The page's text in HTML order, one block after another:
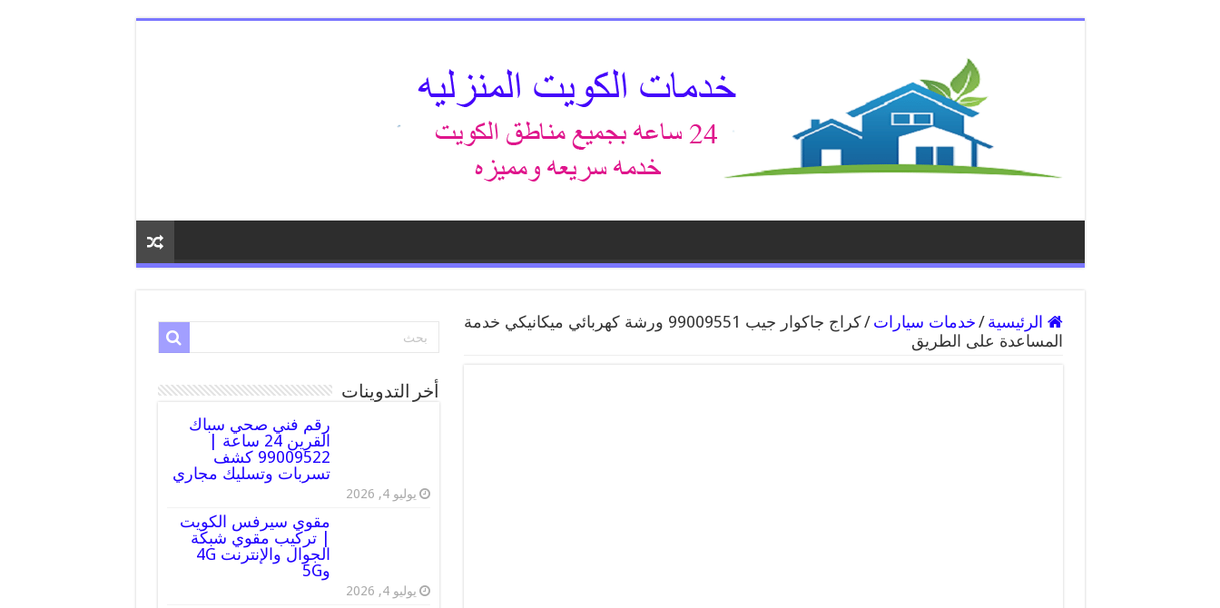
الرئيسية /خدمات سيارات /
كراج جاكوار جيب 99009551 ورشة كهربائي ميكانيكي خدمة
المساعدة على الطريق
أخر التدوينات
رقم فني صحي سباك
القرين 24 ساعة |
99009522 كشف
تسربات وتسليك مجاري
يوليو 4, 2026
مقوي سيرفس الكويت
| تركيب مقوي شبكة
الجوال والإنترنت 4G
و5G
يوليو 4, 2026